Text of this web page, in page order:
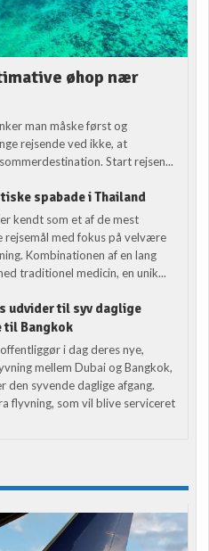
øhop nær
man måske først og
rejsende ved ikke, at
Start rejsen...
spabade i Thailand
kendt som et af de mest
med fokus på velvære
Kombinationen af en lang
traditionel medicin, en unik...
udvider til syv daglige
til Bangkok
i dag deres nye,
mellem Dubai og Bangkok,
den syvende daglige afgang.
flyvning, som vil blive serviceret